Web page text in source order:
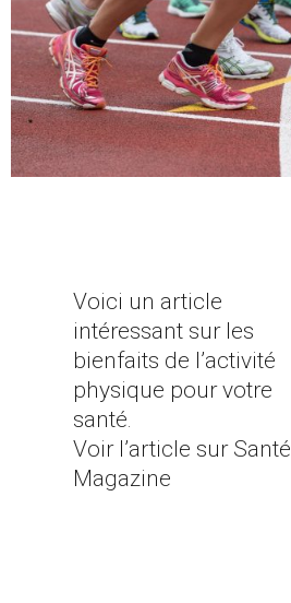
Voici un article
intéressant sur les
bienfaits de l’activité
physique pour votre
santé.
Voir l’article sur Santé
Magazine